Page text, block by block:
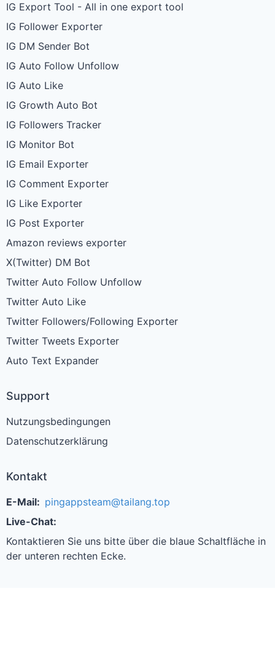
IG Export Tool - All in one export tool
IG Follower Exporter
IG DM Sender Bot
IG Auto Follow Unfollow
IG Auto Like
IG Growth Auto Bot
IG Followers Tracker
IG Monitor Bot
IG Email Exporter
IG Comment Exporter
IG Like Exporter
IG Post Exporter
Amazon reviews exporter
X(Twitter) DM Bot
Twitter Auto Follow Unfollow
Twitter Auto Like
Twitter Followers/Following Exporter
Twitter Tweets Exporter
Auto Text Expander
Support
Nutzungsbedingungen
Datenschutzerklärung
Kontakt
E-Mail: pingappsteam@tailang.top
Live-Chat:
Kontaktieren Sie uns bitte über die blaue Schaltfläche in
der unteren rechten Ecke.